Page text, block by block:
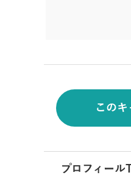
この
プロフィール